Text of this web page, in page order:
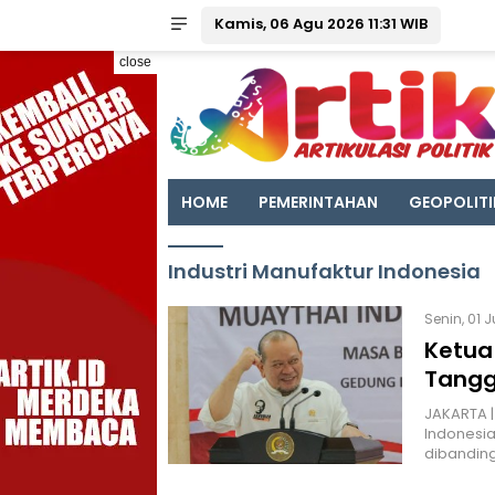
Kamis, 06 Agu 2026 11:31 WIB
close
HOME PEMERINTAHAN
Industri Manufaktur Indonesia
Senin, 01